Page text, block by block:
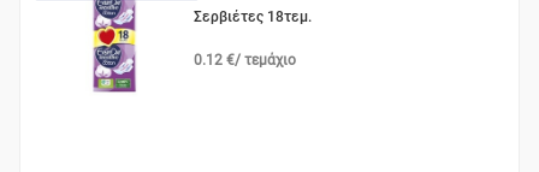
Σερβιέτες 18τεμ.
0.12 €/ τεμάχιο